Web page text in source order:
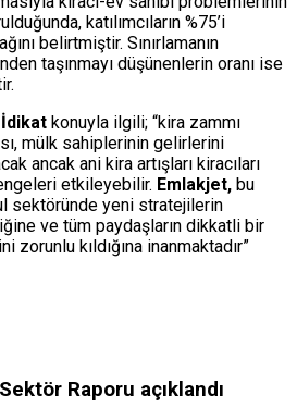
katılımcıların %75’i
belirtmiştir. Sınırlamanın
taşınmayı düşünenlerin oranı ise
İdikat konuyla ilgili; “kira zammı
mülk sahiplerinin gelirlerini
ancak ani kira artışları kiracıları
etkileyebilir. Emlakjet, bu
sektöründe yeni stratejilerin
ve tüm paydaşların dikkatli bir
kıldığına inanmaktadır”
Raporu açıklandı